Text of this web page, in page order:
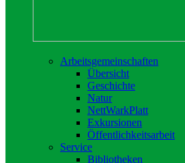
Arbeitsgemeinschaften
Übersicht
Geschichte
Natur
NettWarkPlatt
Exkursionen
Öffentlichkeitsarbeit
Service
Bibliotheken